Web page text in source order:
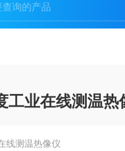
工业在线测温热
线测温热像仪